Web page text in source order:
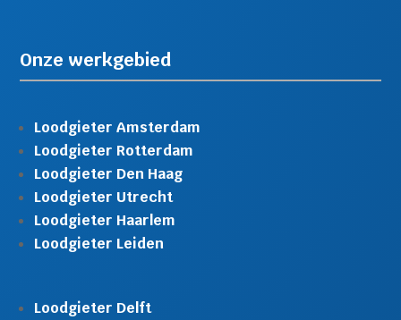
Onze werkgebied
Loodgieter Amsterdam
Loodgieter Rotterdam
Loodgieter Den Haag
Loodgieter Utrecht
Loodgieter Haarlem
Loodgieter Leiden
Loodgieter Delft